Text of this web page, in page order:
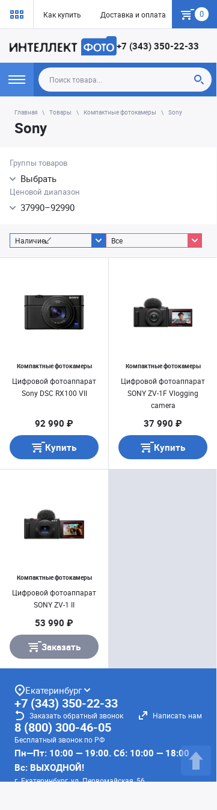
Как купить Доставка и оплата Гарантия
0
+7 (343) 350-22-33
Главная Товары Компактные фотокамеры Sony
Sony
Группы товаров
Выбрать
Ценовой диапазон
37990–92990
Наличие Все
Компактные фотокамеры
Цифровой фотоаппарат
Sony DSC RX100 VII
92 990 ₽
Купить
Компактные фотокамеры
Цифровой фотоаппарат
SONY ZV-1F Vlogging
camera
37 990 ₽
Купить
Компактные фотокамеры
Цифровой фотоаппарат
SONY ZV-1 II
53 990 ₽
Заказать
Екатеринбург
+7 (343) 350-22-33
Заказать обратный звонок Написать нам
8 (800) 300-46-05
Бесплатный звонок по РФ
Пн—Пт: 10:00 — 19:00. Сб: 10:00 — 18:00
Вс: ВЫХОДНОЙ!
г. Екатеринбург, ул. Первомайская, 56